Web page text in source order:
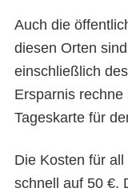
Auch die
diesen Orten
einschließlich
Ersparnis
Tageskarte für
Die Kosten für
schnell auf 50 €.